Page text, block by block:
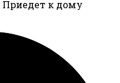
Приедет к дому